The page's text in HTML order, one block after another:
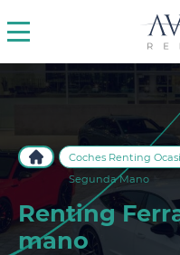
Coches Renting
Segunda Mano
Renting
mano